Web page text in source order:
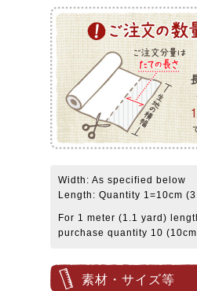
Width: As specified below
Length: Quantity 1=10cm
For 1 meter (1.1 yard)
purchase quantity 10
素材・サイズ等